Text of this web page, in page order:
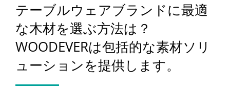
テーブルウェアブランドに最適
な木材を選ぶ方法は？
WOODEVERは包括的な素材ソリ
ューションを提供します。